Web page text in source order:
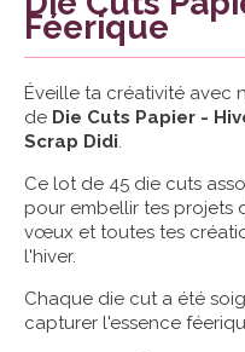
Féerique
Éveille ta créativité avec
de Die Cuts Papier -
Scrap Didi
Ce lot de 45 die cuts
pour embellir tes projets
vœux et toutes tes
l'hiver.
Chaque die cut a été
capturer l'essence